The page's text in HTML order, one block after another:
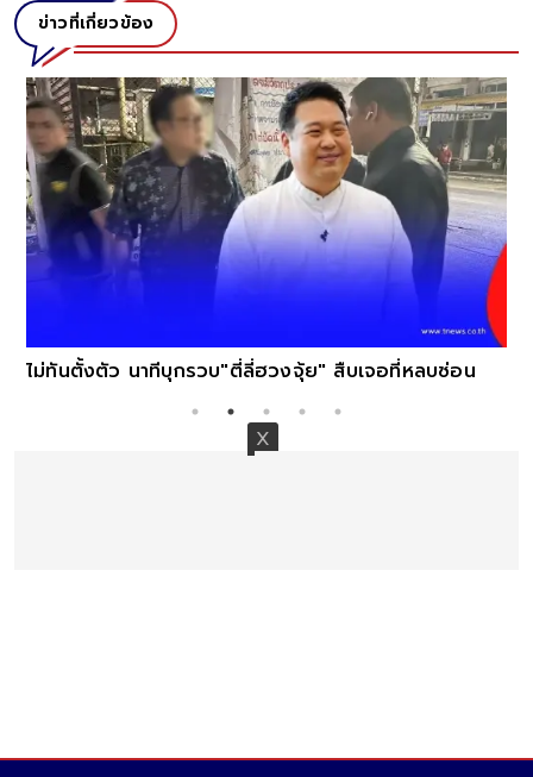
ข่าวที่เกี่ยวข้อง
ไม่ทันตั้งตัว นาทีบุกรวบ"ตี่ลี่ฮวงจุ้ย" สืบเจอที่หลบซ่อน